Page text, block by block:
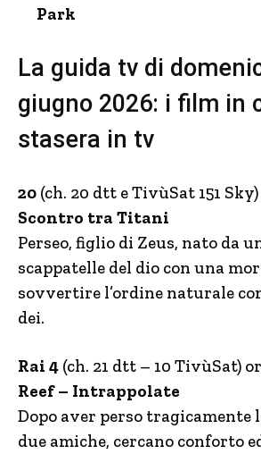
Park
La guida tv di
giugno 2026: i film in
stasera in tv
20 (ch. 20 dtt e TivùSat 151 Sky)
Scontro tra Titani
Perseo, figlio di Zeus, nato da
scappatelle del dio con una
sovvertire l’ordine naturale
dei.
Rai 4 (ch. 21 dtt – 10 TivùSat)
Reef – Intrappolate
Dopo aver perso tragicamente
due amiche, cercano conforto